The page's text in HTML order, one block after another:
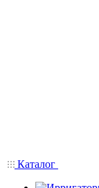
Каталог